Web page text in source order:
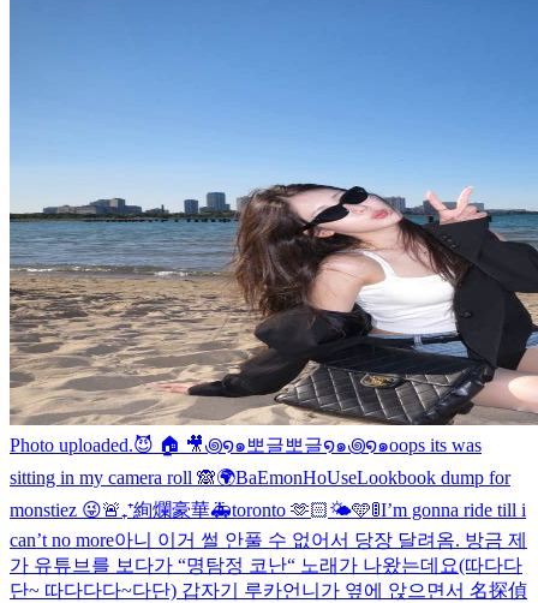
Photo uploaded.😈 🏠 🎥꩜໑๑뽀글뽀글໑๑꩜໑๑oops its was
sitting in my camera roll 🙈🌍BaEmonHoUseLookbook dump for
monstiez 😜🚨₊⁺絢爛豪華🚑toronto 🫶🏻🌤️🩵🚦I’m gonna ride till i
can’t no more아니 이거 썰 안풀 수 없어서 당장 달려옴. 방금 제
가 유튜브를 보다가 “명탐정 코난“ 노래가 나왔는데요(따다다
단~ 따다다다~다단) 갑자기 루카언니가 옆에 앉으면서 名探偵